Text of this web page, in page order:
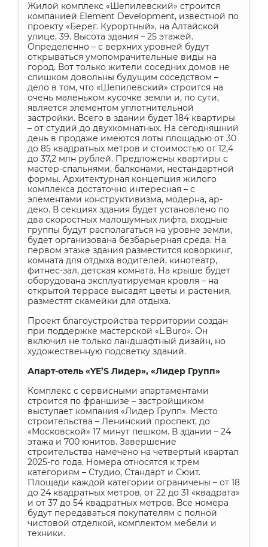
Жилой комплекс «Шепилевский» строится
компанией Element Development, известной по
проекту «Берег. Курортный», на Алтайской
улице, 39. Высота здания – 25 этажей.
Определенно – с верхних уровней будут
открываться умопомрачительные виды на
город. Вот только жители соседних домов не
слишком довольны будущим соседством –
дело в том, что «Шепилевский» строится на
очень маленьком кусочке земли и, по сути,
является элементом уплотнительной
застройки. Всего в здании будет 184 квартиры
– от студий до двухкомнатных. На сегодняшний
день в продаже имеются лоты площадью от 30
до 85 квадратных метров и стоимостью от 12,4
до 37,2 млн рублей. Предложены квартиры с
мастер-спальнями, балконами, нестандартной
формы. Архитектурная концепция жилого
комплекса достаточно интересная – с
элементами конструктивизма, модерна, ар-
деко. В секциях здания будет установлено по
два скоростных малошумных лифта, входные
группы будут располагаться на уровне земли,
будет организована безбарьерная среда. На
первом этаже здания разместится коворкинг,
комната для отдыха водителей, кинотеатр,
фитнес-зал, детская комната. На крыше будет
оборудована эксплуатируемая кровля – на
открытой террасе высадят цветы и растения,
разместят скамейки для отдыха.
Проект благоустройства территории создан
при поддержке мастерской «L.Buro». Он
включил не только ландшафтный дизайн, но
художественную подсветку зданий.
Апарт-отель «YE’S Лидер», «Лидер Групп»
Комплекс с сервисными апартаментами
строится по франшизе – застройщиком
выступает компания «Лидер Групп». Место
строительства – Ленинский проспект, до
«Московской» 17 минут пешком. В здании – 24
этажа и 700 юнитов. Завершение
строительства намечено на четвертый квартал
2025-го года. Номера относятся к трем
категориям – Студио, Стандарт и Сюит.
Площади каждой категории ограничены – от 18
до 24 квадратных метров, от 22 до 31 «квадрата»
и от 37 до 54 квадратных метров. Все номера
будут передаваться покупателям с полной
чистовой отделкой, комплектом мебели и
техники.